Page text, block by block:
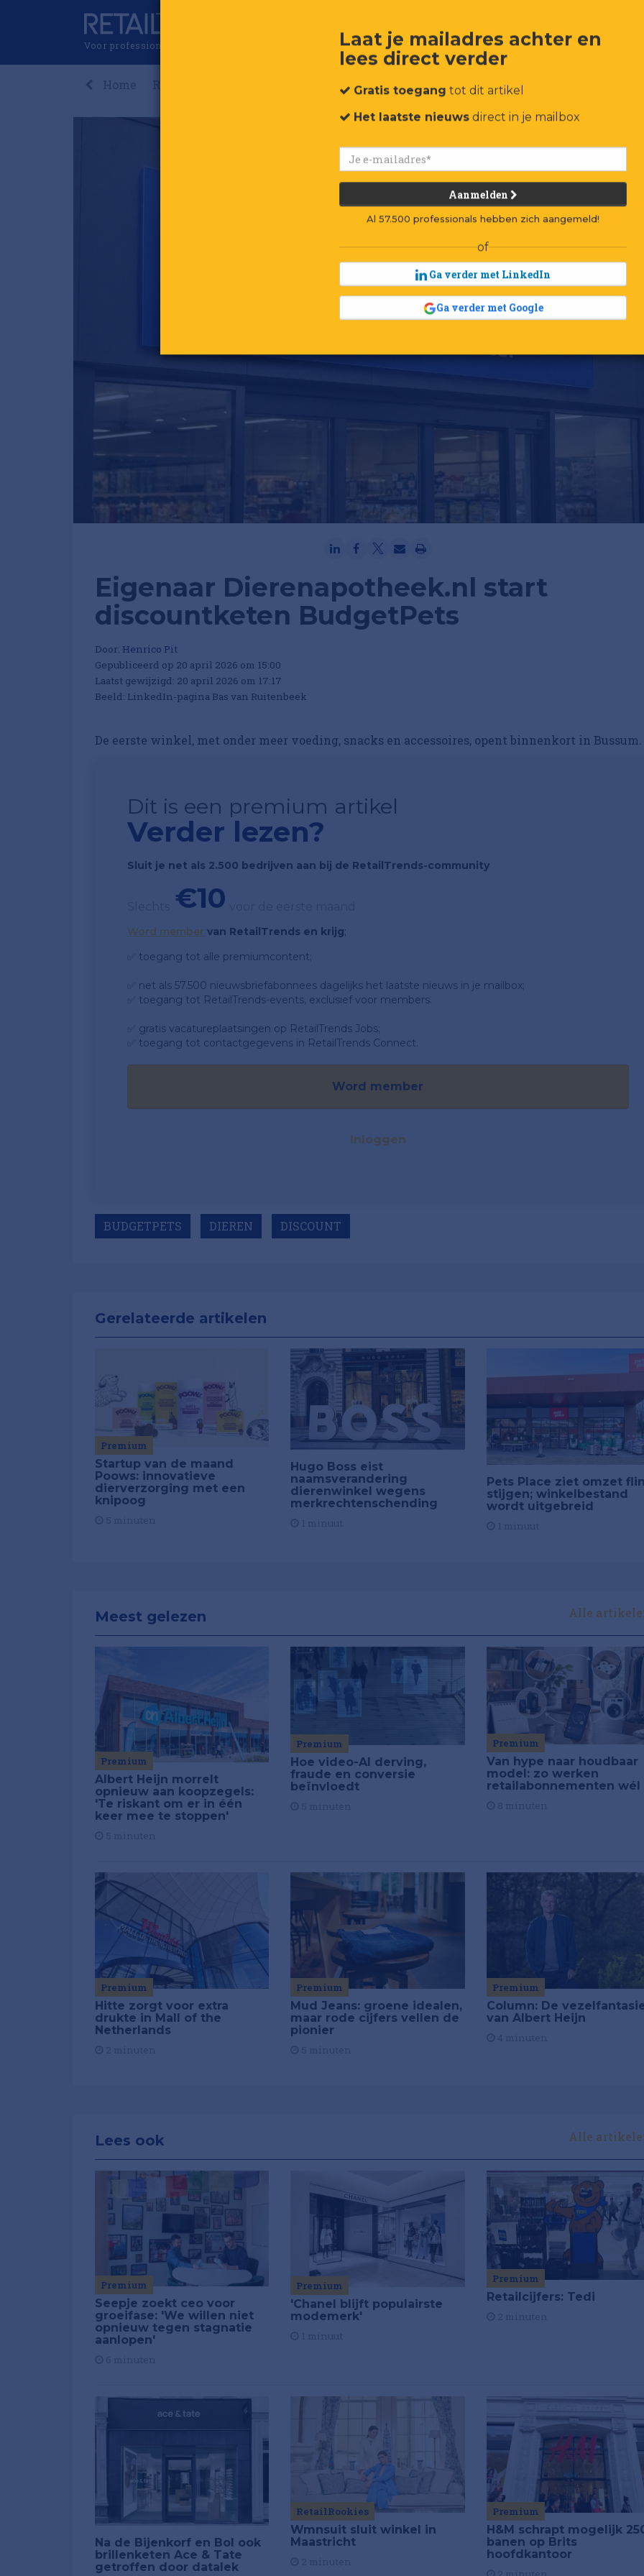
Voor professionals in retail & brands
Home Recent Events Connect Jobs Adverteren
Eigenaar Dierenapotheek.nl start
discountketen BudgetPets
Door: Henrico Pit
Gepubliceerd op 20 april 2026 om 15:00
Laatst gewijzigd: 20 april 2026 om 17:17
Beeld: LinkedIn-pagina Bas van Ruitenbeek
De eerste winkel, met onder meer voeding, snacks en accessoires, opent binnenkort in Bussum.
Dit is een premium artikel
Verder lezen?
Sluit je net als 2.500 bedrijven aan bij de RetailTrends-community
€10
Word member van RetailTrends en krijg;
✅ toegang tot alle premiumcontent;
✅ net als 57.500 nieuwsbriefabonnees dagelijks het laatste nieuws in je mailbox;
✅ toegang tot RetailTrends-events, exclusief voor members.
✅ gratis vacatureplaatsingen op RetailTrends Jobs;
✅ toegang tot contactgegevens in RetailTrends Connect.
Word member
Inloggen
BUDGETPETS DIEREN DISCOUNT
Gerelateerde artikelen
Premium
Startup van de maand
Poows: innovatieve
dierverzorging met een
knipoog
Hugo Boss eist
naamsverandering
dierenwinkel wegens
merkrechtenschending
Pets Place ziet omzet
stijgen; winkelbestand
wordt uitgebreid
Meest gelezen Alle
Premium
Albert Heijn morrelt
opnieuw aan koopzegels:
'Te riskant om er in één
keer mee te stoppen'
Premium
Hoe video-AI derving,
fraude en conversie
beïnvloedt
Premium
Van hype naar houdbaar
model: zo werken
retailabonnementen wél
Premium
Hitte zorgt voor extra
drukte in Mall of the
Netherlands
Premium
Mud Jeans: groene idealen,
maar rode cijfers vellen de
pionier
Premium
Column: De
van Albert Heijn
Lees ook Alle
Premium
Seepje zoekt ceo voor
groeifase: 'We willen niet
opnieuw tegen stagnatie
aanlopen'
Premium
'Chanel blijft populairste
modemerk'
Premium
Retailcijfers: Tedi
Na de Bijenkorf en Bol ook
brillenketen Ace & Tate
getroffen door datalek
RetailRookies
Wmnsuit sluit winkel in
Maastricht
Premium
H&M schrapt mogelijk
banen op Brits
hoofdkantoor
Laat je mailadres achter en
lees direct verder
Gratis toegangtot dit artikel
Het laatste nieuwsdirect in je mailbox
Aanmelden
Al 57.500 professionals hebben zich aangemeld!
of
Ga verder met LinkedIn